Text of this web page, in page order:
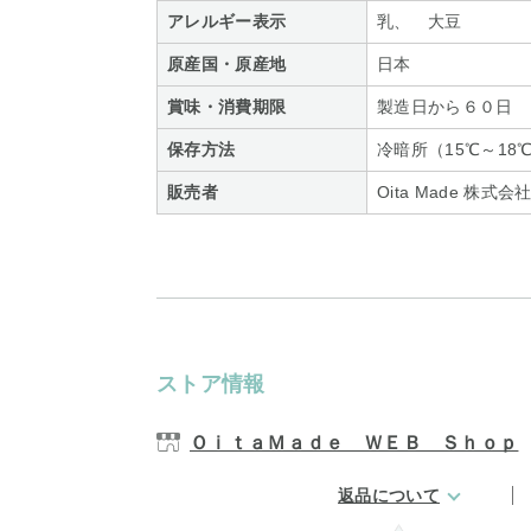
アレルギー表示 乳、 大豆
原産国・原産地 日本
賞味・消費期限 製造日から６０日
保存方法 冷暗所（15℃～18℃
販売者 Oita Made 株式会社
ストア情報
ＯｉｔａＭａｄｅ ＷＥＢ Ｓｈｏｐ
返品について